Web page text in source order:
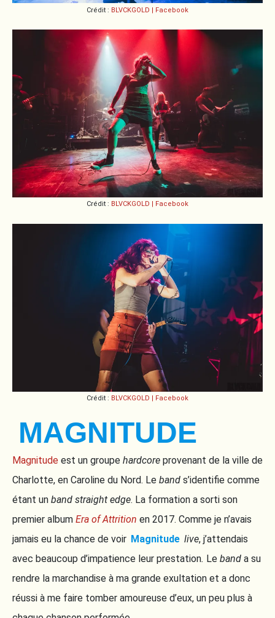
Crédit : BLVCKGOLD | Facebook
Crédit : BLVCKGOLD | Facebook
Crédit : BLVCKGOLD | Facebook
MAGNITUDE
Magnitude est un groupe hardcore provenant de la ville de
Charlotte, en Caroline du Nord. Le band s’identifie comme
étant un band straight edge. La formation a sorti son
premier album Era of Attrition en 2017. Comme je n’avais
jamais eu la chance de voir Magnitude live, j’attendais
avec beaucoup d’impatience leur prestation. Le band a su
rendre la marchandise à ma grande exultation et a donc
réussi à me faire tomber amoureuse d’eux, un peu plus à